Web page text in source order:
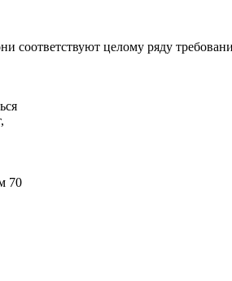
соответствуют целому ряду
70